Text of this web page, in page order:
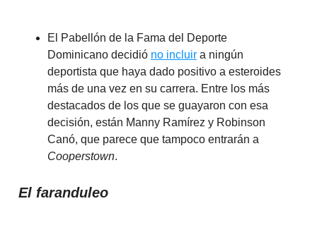
El Pabellón de la Fama del Deporte
Dominicano decidió no incluir a ningún
deportista que haya dado positivo a esteroides
más de una vez en su carrera. Entre los más
destacados de los que se guayaron con esa
decisión, están Manny Ramírez y Robinson
Canó, que parece que tampoco entrarán a
Cooperstown.
El faranduleo